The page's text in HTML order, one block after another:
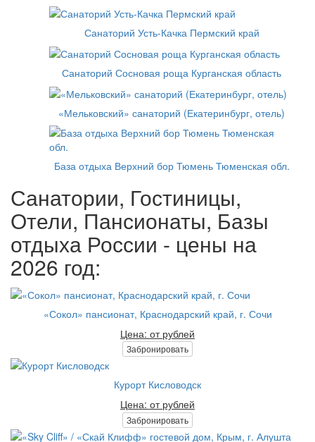
Санаторий Усть-Качка Пермский край
Санаторий Сосновая роща Курганская область
«Мельковский» санаторий (Екатеринбург, отель)
База отдыха Верхний бор Тюмень Тюменская обл.
Санатории, Гостиницы,
Отели, Пансионаты, Базы
отдыха России - цены на
2026 год:
«Сокол» пансионат, Краснодарский край, г. Сочи
Цена: от рублей
Забронировать
Курорт Кисловодск
Цена: от рублей
Забронировать